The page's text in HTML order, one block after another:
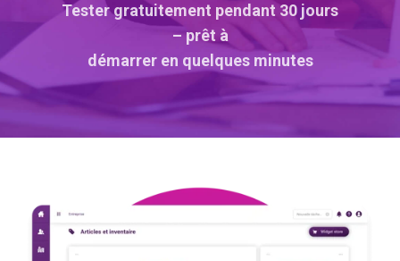
Tester gratuitement pendant 30 jours
– prêt à
démarrer en quelques minutes